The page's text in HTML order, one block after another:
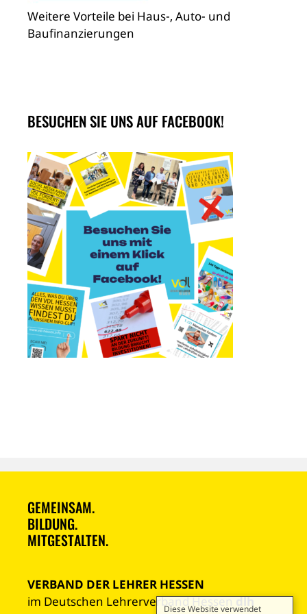
Weitere Vorteile bei Haus-, Auto- und
Baufinanzierungen
BESUCHEN SIE UNS AUF FACEBOOK!
GEMEINSAM.
BILDUNG.
MITGESTALTEN.
VERBAND DER LEHRER HESSEN
im Deutschen Lehrerverband Hessendlh
Diese Website verwendet